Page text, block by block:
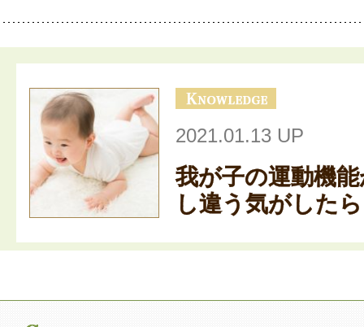
2021.01.13 UP
我が子の運動機
し違う気がした